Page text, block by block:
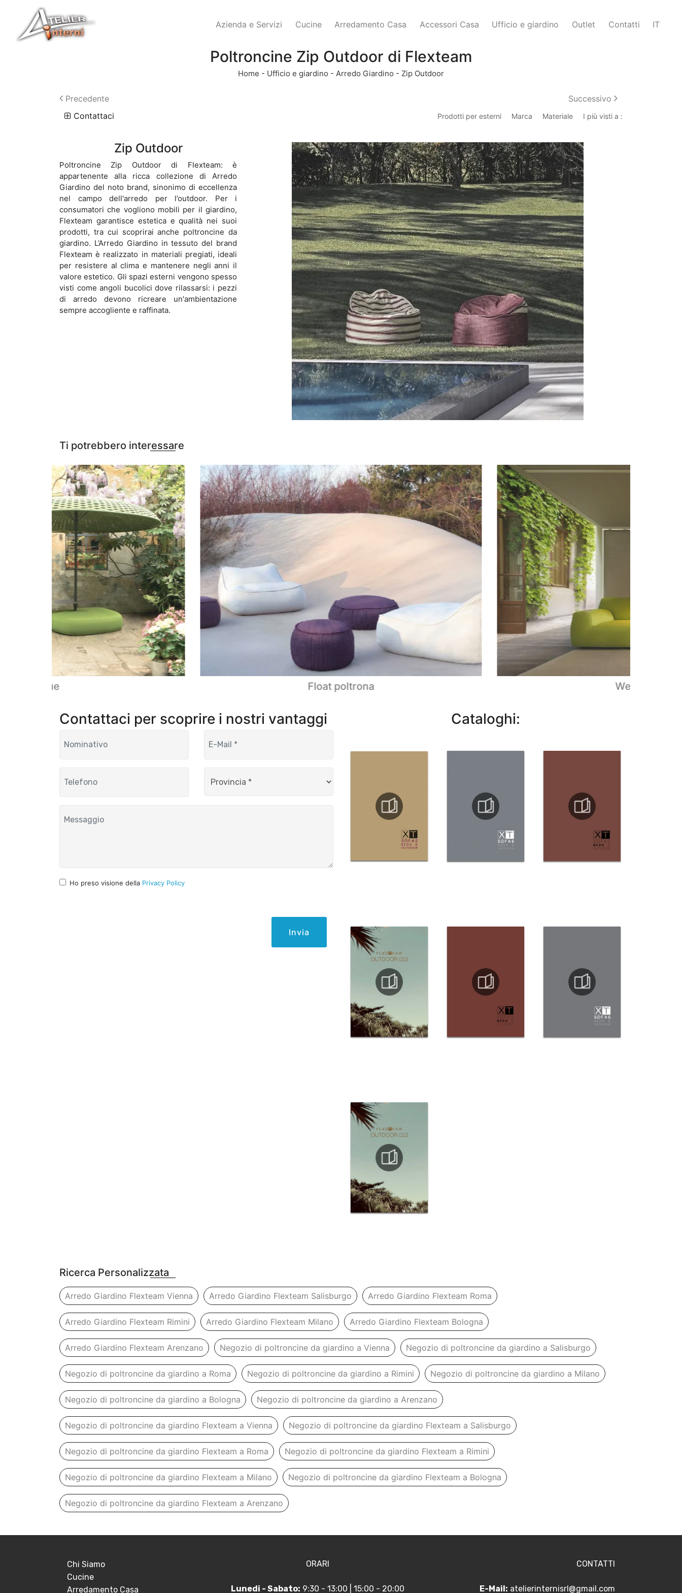
Azienda e Servizi Cucine Arredamento Casa Accessori Casa Ufficio e giardino Outlet Contatti IT
Poltroncine Zip Outdoor di Flexteam
Home - Ufficio e giardino - Arredo Giardino - Zip Outdoor
Precedente
Successivo
Contattaci
Prodotti per esterni Marca Materiale I più visti a :
Zip Outdoor
Poltroncine Zip Outdoor di Flexteam: è
appartenente alla ricca collezione di Arredo
Giardino del noto brand, sinonimo di eccellenza
nel campo dell'arredo per l’outdoor. Per i
consumatori che vogliono mobili per il giardino,
Flexteam garantisce estetica e qualità nei suoi
prodotti, tra cui scoprirai anche poltroncine da
giardino. L’Arredo Giardino in tessuto del brand
Flexteam è realizzato in materiali pregiati, ideali
per resistere al clima e mantenere negli anni il
valore estetico. Gli spazi esterni vengono spesso
visti come angoli bucolici dove rilassarsi: i pezzi
di arredo devono ricreare un'ambientazione
sempre accogliente e raffinata.
Ti potrebbero interessare
Clique Float poltrona Welcome
Contattaci per scoprire i nostri vantaggi
Ho preso visione della Privacy Policy
Invia
Cataloghi:
Ricerca Personalizzata
Arredo Giardino Flexteam Vienna Arredo Giardino Flexteam Salisburgo Arredo Giardino Flexteam Roma
Arredo Giardino Flexteam Rimini Arredo Giardino Flexteam Milano Arredo Giardino Flexteam Bologna
Arredo Giardino Flexteam Arenzano Negozio di poltroncine da giardino a Vienna Negozio di poltroncine da giardino a Salisburgo
Negozio di poltroncine da giardino a Roma Negozio di poltroncine da giardino a Rimini Negozio di poltroncine da giardino a Milano
Negozio di poltroncine da giardino a Bologna Negozio di poltroncine da giardino a Arenzano
Negozio di poltroncine da giardino Flexteam a Vienna Negozio di poltroncine da giardino Flexteam a Salisburgo
Negozio di poltroncine da giardino Flexteam a Roma Negozio di poltroncine da giardino Flexteam a Rimini
Negozio di poltroncine da giardino Flexteam a Milano Negozio di poltroncine da giardino Flexteam a Bologna
Negozio di poltroncine da giardino Flexteam a Arenzano
Chi Siamo
Cucine
Arredamento Casa
ORARI
Lunedi - Sabato: 9:30 - 13:00 | 15:00 - 20:00
CONTATTI
E-Mail: atelierinternisrl@gmail.com